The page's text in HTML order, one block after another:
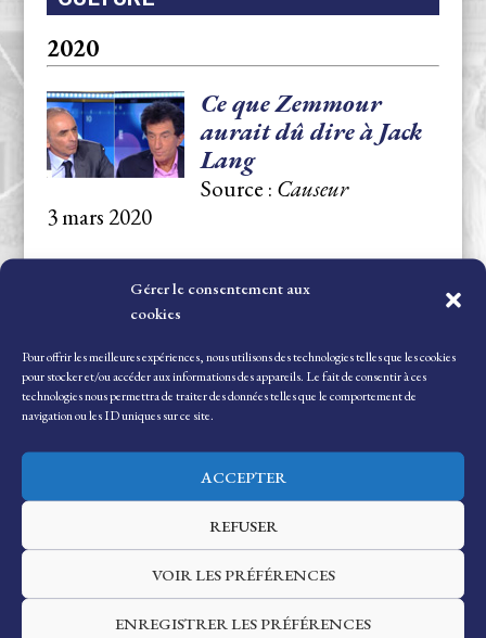
Gérer le consentement aux
cookies
Pour offrir les meilleures expériences, nous utilisons des technologies telles que les cookies
pour stocker et/ou accéder aux informations des appareils. Le fait de consentir à ces
technologies nous permettra de traiter des données telles que le comportement de
navigation ou les ID uniques sur ce site.
ACCEPTER
REFUSER
VOIR LES PRÉFÉRENCES
ENREGISTRER LES PRÉFÉRENCES
2020
Ce que Zemmour
aurait dû dire à Jack
Lang
Source : Causeur
3 mars 2020
La modernité en
croisade contre la
France éternelle
La Crète et l’Europe
Source : Boulevard
Voltaire
3 octobre 2021